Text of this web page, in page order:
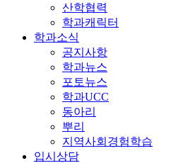
산학협력
학과캐릭터
학과소식
공지사항
학과뉴스
포토뉴스
학과UCC
동아리
뿌리
지역사회경험학습
입시상담